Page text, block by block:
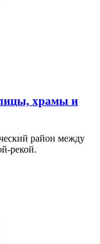
храмы и
район между
рекой.